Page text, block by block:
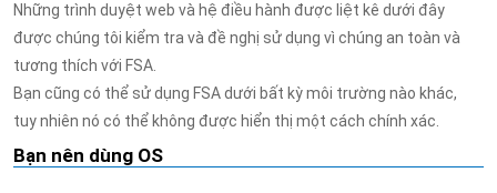
Những trình duyệt web và hệ điều hành được liệt kê dưới đây
được chúng tôi kiểm tra và đề nghị sử dụng vì chúng an toàn và
tương thích với FSA.
Bạn cũng có thể sử dụng FSA dưới bất kỳ môi trường nào khác,
tuy nhiên nó có thể không được hiển thị một cách chính xác.
Bạn nên dùng OS